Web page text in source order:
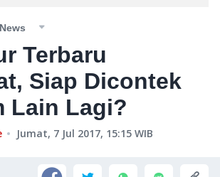
News
Terbaru
Siap Dicontek
Lain Lagi?
Jumat, 7 Jul 2017, 15:15 WIB